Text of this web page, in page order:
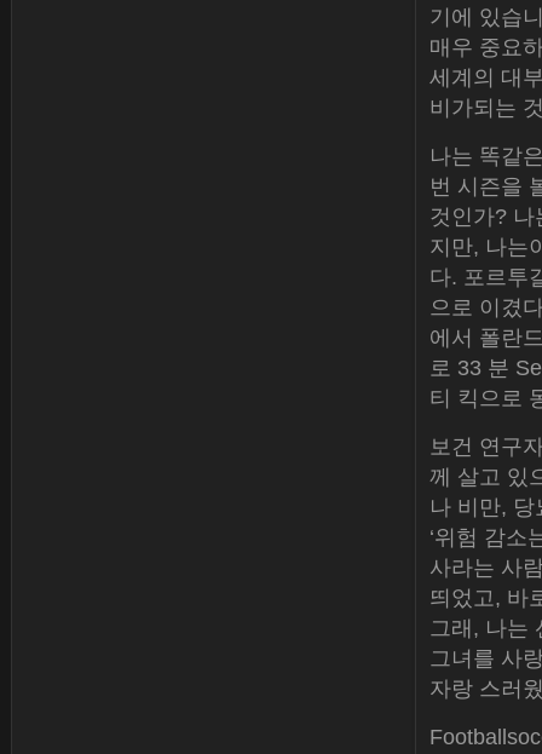
기에 있습
매우 중요
세계의 대
비가되는
나는 똑같
번 시즌을
것인가?
지만, 나는
다. 포르투
으로 이겼
에서 폴란
로 33 분
티 킥으로
보건 연구
께 살고 있
나 비만,
‘위험 감소
사라는 사
띄었고, 바
그래, 나는
그녀를 사
자랑 스러